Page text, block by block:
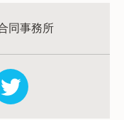
同事務所